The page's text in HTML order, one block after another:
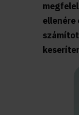
ellenére